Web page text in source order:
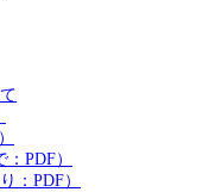
PDF）
：PDF）